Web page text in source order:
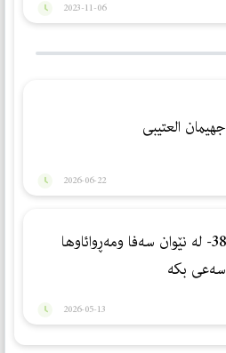
2023-11-06
جهیمان العتیبی
2026-06-22
38- لە نێوان سەفا ومەڕوائاوها
سەعی بكە
2026-05-13